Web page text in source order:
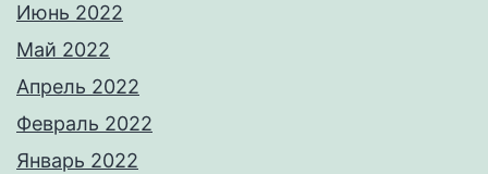
Июнь 2022
Май 2022
Апрель 2022
Февраль 2022
Январь 2022